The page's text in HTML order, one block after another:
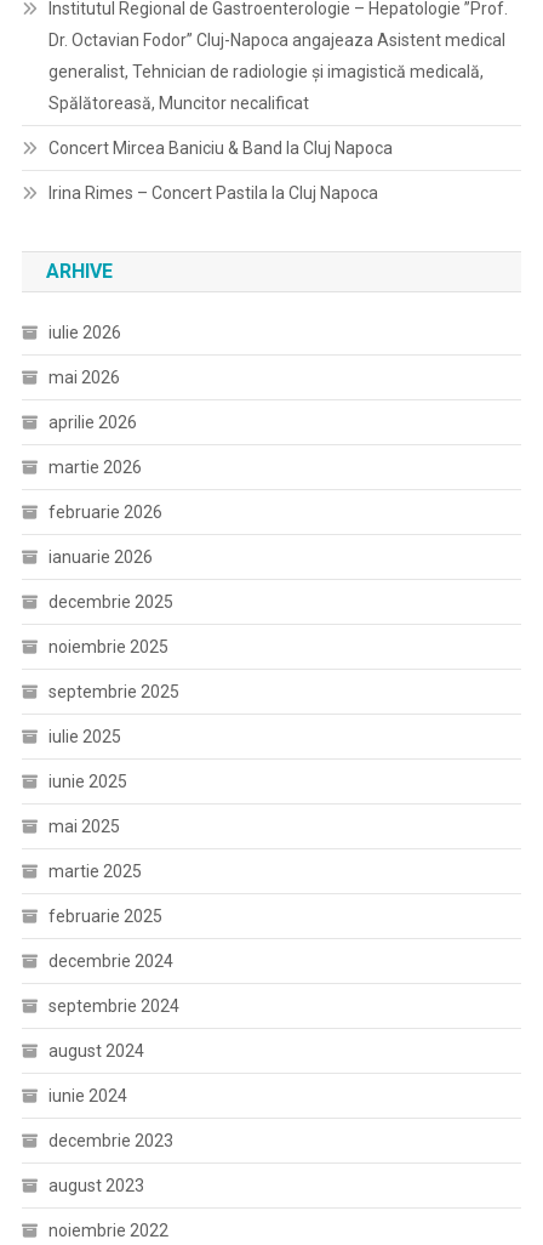
Institutul Regional de Gastroenterologie – Hepatologie ”Prof.
Dr. Octavian Fodor” Cluj-Napoca angajeaza Asistent medical
generalist, Tehnician de radiologie și imagistică medicală,
Spălătoreasă, Muncitor necalificat
Concert Mircea Baniciu & Band la Cluj Napoca
Irina Rimes – Concert Pastila la Cluj Napoca
ARHIVE
iulie 2026
mai 2026
aprilie 2026
martie 2026
februarie 2026
ianuarie 2026
decembrie 2025
noiembrie 2025
septembrie 2025
iulie 2025
iunie 2025
mai 2025
martie 2025
februarie 2025
decembrie 2024
septembrie 2024
august 2024
iunie 2024
decembrie 2023
august 2023
noiembrie 2022